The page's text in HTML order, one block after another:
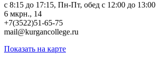
c 8:15 до 17:15, Пн-Пт, обед с 12:00 до 13:00
6 мкрн., 14
+7(3522)51-65-75
mail@kurgancollege.ru
Показать на карте